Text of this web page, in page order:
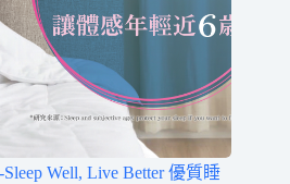
Well, Live Better 優質睡